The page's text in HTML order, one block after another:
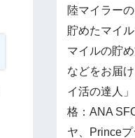
陸マイラー
貯めたマイ
マイルの貯
などをお届
イ活の達人
格：ANA
ヤ、Prince